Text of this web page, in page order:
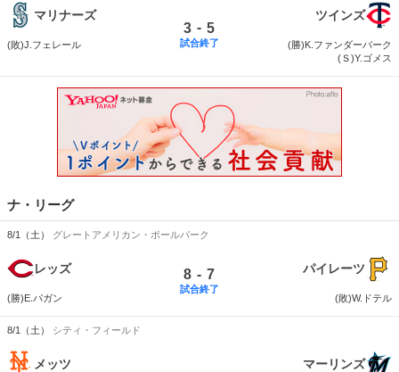
マリナーズ
(敗)J.フェレール
3 - 5
試合終了
ツインズ
(勝)K.ファンダーバーク
(Ｓ)Y.ゴメス
ナ・リーグ
8/1（土） グレートアメリカン・ボールパーク
レッズ
(勝)E.パガン
8 - 7
試合終了
パイレーツ
(敗)W.ドテル
8/1（土） シティ・フィールド
メッツ マーリンズ